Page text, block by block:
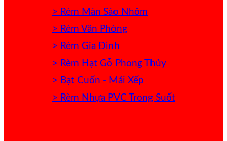
> Rèm Màn Sáo Nhôm
> Rèm Văn Phòng
> Rèm Gia Đình
> Rèm Hạt Gỗ Phong Thủy
> Bạt Cuốn - Mái Xếp
> Rèm Nhựa PVC Trong Suốt